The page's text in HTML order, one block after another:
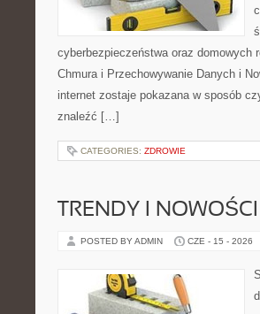
cyberbezpieczeństwa oraz domowych
Chmura i Przechowywanie Danych i
internet zostaje pokazana w sposób
znaleźć […]
CATEGORIES: ZDROWIE
TRENDY I
POSTED BY ADMIN CZE - 15 - 2026